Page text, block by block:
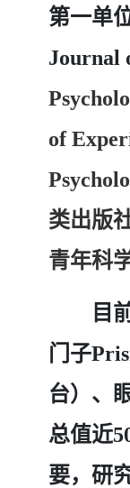
第一单
Journal
of
类出版
青年科
目
门子
台）、
总值近
要，研